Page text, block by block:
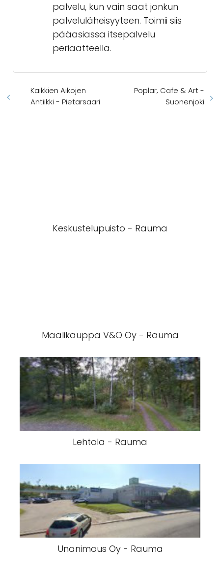
palvelu, kun vain saat jonkun
palveluläheisyyteen. Toimii siis
pääasiassa itsepalvelu
periaatteella.
Kaikkien Aikojen
Antiikki - Pietarsaari
Poplar, Cafe & Art -
Suonenjoki
Keskustelupuisto - Rauma
Maalikauppa V&O Oy - Rauma
Lehtola - Rauma
Unanimous Oy - Rauma